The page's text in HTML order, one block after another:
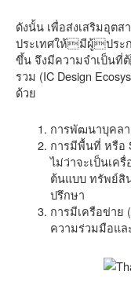
ดังนั้น เพื่อส่งเสริมอุต
ประเทศให้มีผู้ประ
ขึ้น จึงมีความจำเป็นที่
รวม (IC Design
ด้วย
การพัฒนาบุคลา
การมีพื้นที่ หรือ
ไม่ว่าจะเป็นเค
ต้นแบบ ทรัพย์สิ
ปรึกษา
การมีเครือข่าย
ความร่วมมือแล